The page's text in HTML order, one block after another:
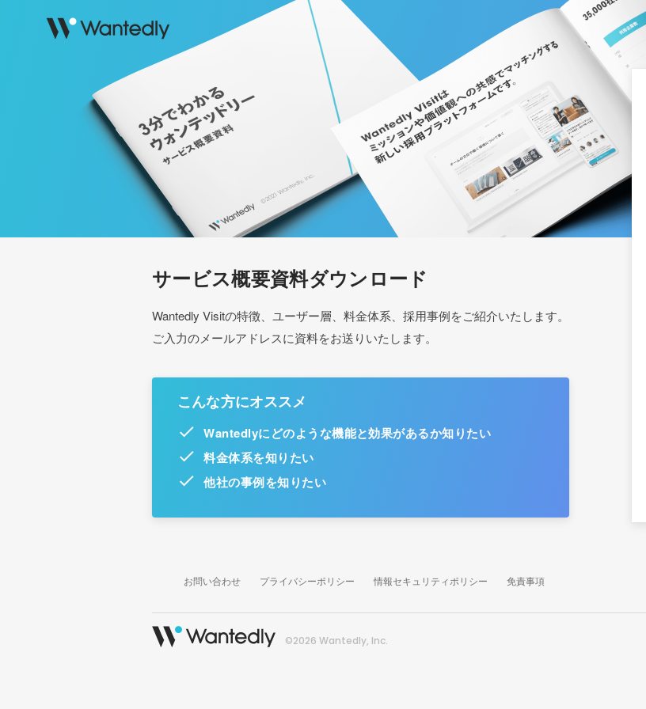
サービス概要資料ダウンロード
Wantedly Visitの特徴、ユーザー層、料金体系、採用事例をご紹介いたします。
ご入力のメールアドレスに資料をお送りいたします。
こんな方にオススメ
Wantedlyにどのような機能と効果があるか知りたい
料金体系を知りたい
他社の事例を知りたい
お問い合わせ プライバシーポリシー 情報セキュリティポリシー 免責事項
©2026 Wantedly, Inc.